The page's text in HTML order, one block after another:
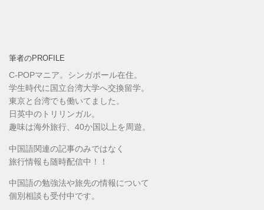
筆者のPROFILE
C-POPマニア。シンガポール在住。
学生時代に国立台湾大学へ交換留学。
東京と台湾でも働いてました。
日英中のトリリンガル。
趣味は海外旅行、40か国以上を周遊。
中国語関連の記事のみではなく
旅行情報も随時配信中！！
中国語の勉強法や旅先の情報について
個別相談も受付中です。